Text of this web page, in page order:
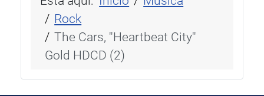
Rock
The Cars, ''Heartbeat City''
Gold HDCD (2)